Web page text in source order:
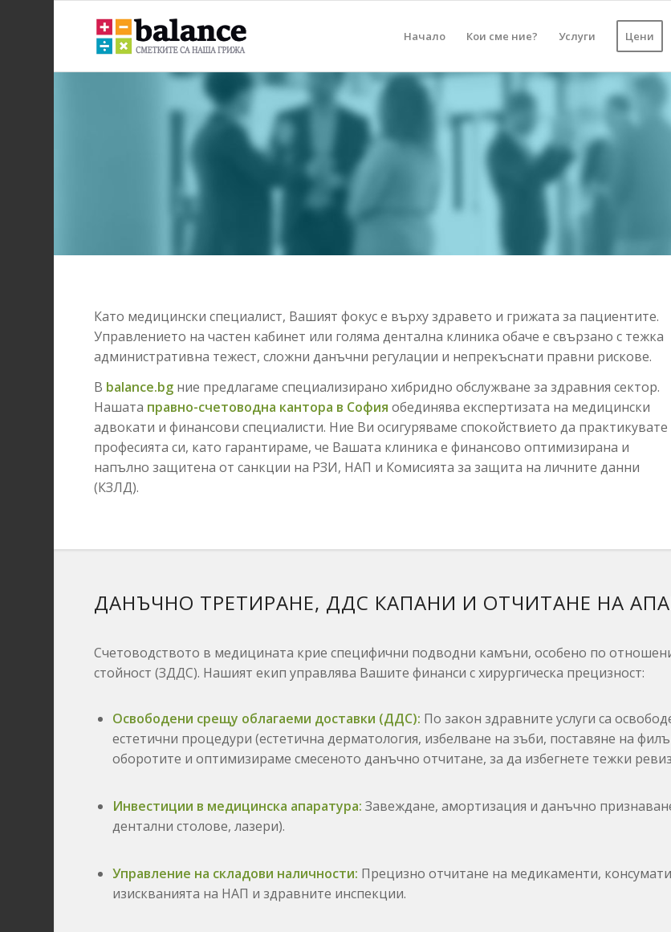
Начало Кои сме ние? Услуги Цени
Като медицински специалист, Вашият фокус е върху здравето и грижата за пациентите.
Управлението на частен кабинет или голяма дентална клиника обаче е свързано с тежка
административна тежест, сложни данъчни регулации и непрекъснати правни рискове.
В balance.bg ние предлагаме специализирано хибридно обслужване за здравния сектор.
Нашата правно-счетоводна кантора в София обединява експертизата на медицински
адвокати и финансови специалисти. Ние Ви осигуряваме спокойствието да практикувате
професията си, като гарантираме, че Вашата клиника е финансово оптимизирана и
напълно защитена от санкции на РЗИ, НАП и Комисията за защита на личните данни
(КЗЛД).
ДАНЪЧНО ТРЕТИРАНЕ, ДДС КАПАНИ И ОТЧИТАНЕ НА
Счетоводството в медицината крие специфични подводни камъни, особено по
стойност (ЗДДС). Нашият екип управлява Вашите финанси с хирургическа прецизност:
Освободени срещу облагаеми доставки (ДДС): По закон здравните услуги са
естетични процедури (естетична дерматология, избелване на зъби, поставяне на
оборотите и оптимизираме смесеното данъчно отчитане, за да избегнете тежки
Инвестиции в медицинска апаратура: Завеждане, амортизация и данъчно
дентални столове, лазери).
Управление на складови наличности: Прецизно отчитане на медикаменти,
изискванията на НАП и здравните инспекции.